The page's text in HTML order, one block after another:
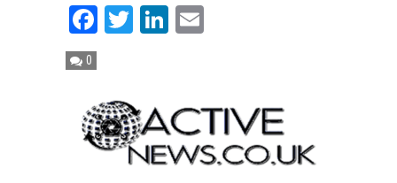
Facebook
TwitterLinkedIn
0